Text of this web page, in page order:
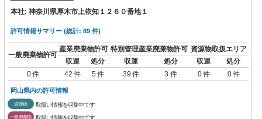
本社: 神奈川県厚木市上依知１２６０番地１
許可情報サマリー (総計: 89 件)
一般廃棄物許可
産業廃棄物許可 特別管理産業廃棄物許可 資源物取扱エリア
収運
処分 収運 処分 収運
処分
0 件
42 件 5 件 39 件 3 件 0 件 0 件
岡山県内の許可情報
資源物 取扱い情報を収集中です
一般廃棄物 取扱い情報を収集中です